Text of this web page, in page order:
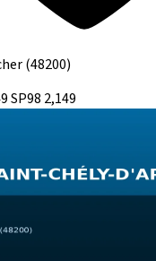
(48200)
SP98 2,149